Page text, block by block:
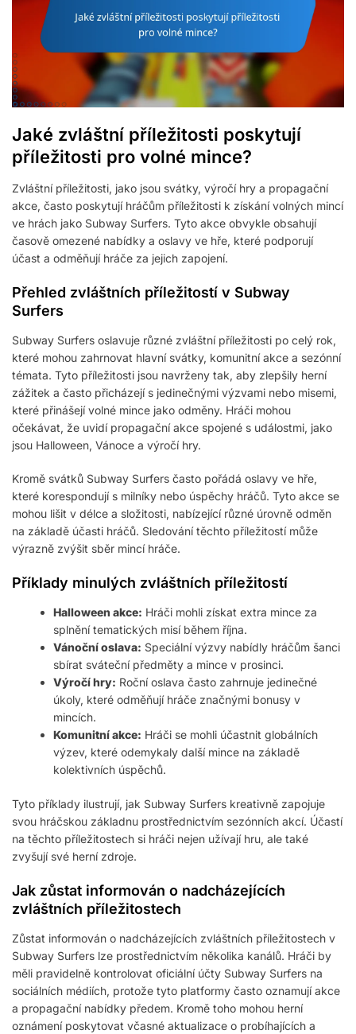
Jaké zvláštní příležitosti poskytují
příležitosti pro volné mince?
Zvláštní příležitosti, jako jsou svátky, výročí hry a propagační
akce, často poskytují hráčům příležitosti k získání volných mincí
ve hrách jako Subway Surfers. Tyto akce obvykle obsahují
časově omezené nabídky a oslavy ve hře, které podporují
účast a odměňují hráče za jejich zapojení.
Přehled zvláštních příležitostí v Subway
Surfers
Subway Surfers oslavuje různé zvláštní příležitosti po celý rok,
které mohou zahrnovat hlavní svátky, komunitní akce a sezónní
témata. Tyto příležitosti jsou navrženy tak, aby zlepšily herní
zážitek a často přicházejí s jedinečnými výzvami nebo misemi,
které přinášejí volné mince jako odměny. Hráči mohou
očekávat, že uvidí propagační akce spojené s událostmi, jako
jsou Halloween, Vánoce a výročí hry.
Kromě svátků Subway Surfers často pořádá oslavy ve hře,
které korespondují s milníky nebo úspěchy hráčů. Tyto akce se
mohou lišit v délce a složitosti, nabízející různé úrovně odměn
na základě účasti hráčů. Sledování těchto příležitostí může
výrazně zvýšit sběr mincí hráče.
Příklady minulých zvláštních příležitostí
Halloween akce: Hráči mohli získat extra mince za
splnění tematických misí během října.
Vánoční oslava: Speciální výzvy nabídly hráčům šanci
sbírat sváteční předměty a mince v prosinci.
Výročí hry: Roční oslava často zahrnuje jedinečné
úkoly, které odměňují hráče značnými bonusy v
mincích.
Komunitní akce: Hráči se mohli účastnit globálních
výzev, které odemykaly další mince na základě
kolektivních úspěchů.
Tyto příklady ilustrují, jak Subway Surfers kreativně zapojuje
svou hráčskou základnu prostřednictvím sezónních akcí. Účastí
na těchto příležitostech si hráči nejen užívají hru, ale také
zvyšují své herní zdroje.
Jak zůstat informován o nadcházejících
zvláštních příležitostech
Zůstat informován o nadcházejících zvláštních příležitostech v
Subway Surfers lze prostřednictvím několika kanálů. Hráči by
měli pravidelně kontrolovat oficiální účty Subway Surfers na
sociálních médiích, protože tyto platformy často oznamují akce
a propagační nabídky předem. Kromě toho mohou herní
oznámení poskytovat včasné aktualizace o probíhajících a